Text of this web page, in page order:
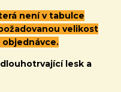
není v tabulce
velikost
dlouhotrvající lesk a